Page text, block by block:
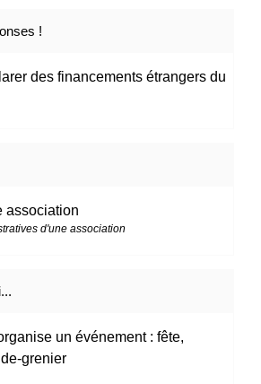
!
des financements étrangers du
association
d'une association
un événement : fête,
grenier